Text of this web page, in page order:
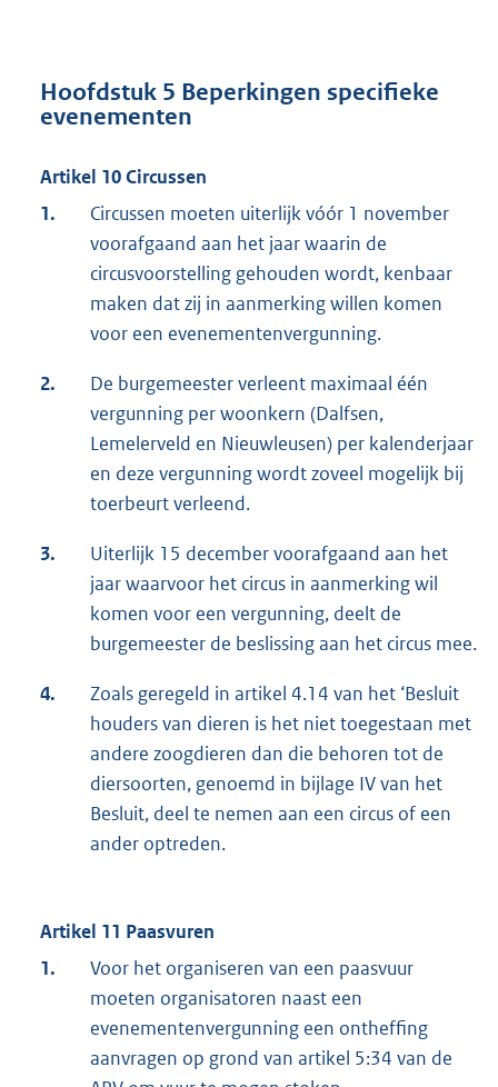
Hoofdstuk 5 Beperkingen specifieke
evenementen
Artikel 10 Circussen
1.
Circussen moeten uiterlijk vóór 1 november
voorafgaand aan het jaar waarin de
circusvoorstelling gehouden wordt, kenbaar
maken dat zij in aanmerking willen komen
voor een evenementenvergunning.
2.
De burgemeester verleent maximaal één
vergunning per woonkern (Dalfsen,
Lemelerveld en Nieuwleusen) per kalenderjaar
en deze vergunning wordt zoveel mogelijk bij
toerbeurt verleend.
3.
Uiterlijk 15 december voorafgaand aan het
jaar waarvoor het circus in aanmerking wil
komen voor een vergunning, deelt de
burgemeester de beslissing aan het circus mee.
4.
Zoals geregeld in artikel 4.14 van het ‘Besluit
houders van dieren is het niet toegestaan met
andere zoogdieren dan die behoren tot de
diersoorten, genoemd in bijlage IV van het
Besluit, deel te nemen aan een circus of een
ander optreden.
Artikel 11 Paasvuren
1.
Voor het organiseren van een paasvuur
moeten organisatoren naast een
evenementenvergunning een ontheffing
aanvragen op grond van artikel 5:34 van de